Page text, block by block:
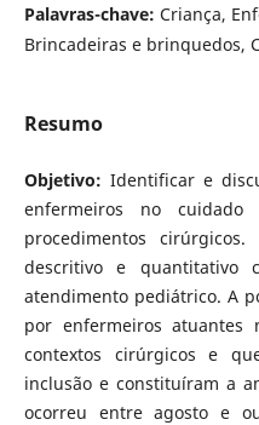
Palavras-chave: Criança,
Brincadeiras e brinquedos,
Resumo
Objetivo: Identificar e
enfermeiros no cuidado
procedimentos cirúrgicos.
descritivo e quantitativo
atendimento pediátrico. A
por enfermeiros atuantes
contextos cirúrgicos e
inclusão e constituíram a
ocorreu entre agosto e